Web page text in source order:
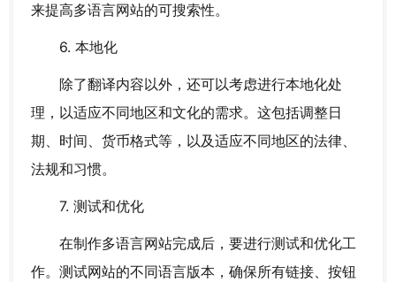
来提高多语言网站的可搜索性。
6. 本地化
除了翻译内容以外，还可以考虑进行本地化处
理，以适应不同地区和文化的需求。这包括调整日
期、时间、货币格式等，以及适应不同地区的法律、
法规和习惯。
7. 测试和优化
在制作多语言网站完成后，要进行测试和优化工
作。测试网站的不同语言版本，确保所有链接、按钮